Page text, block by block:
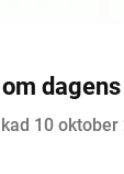
10